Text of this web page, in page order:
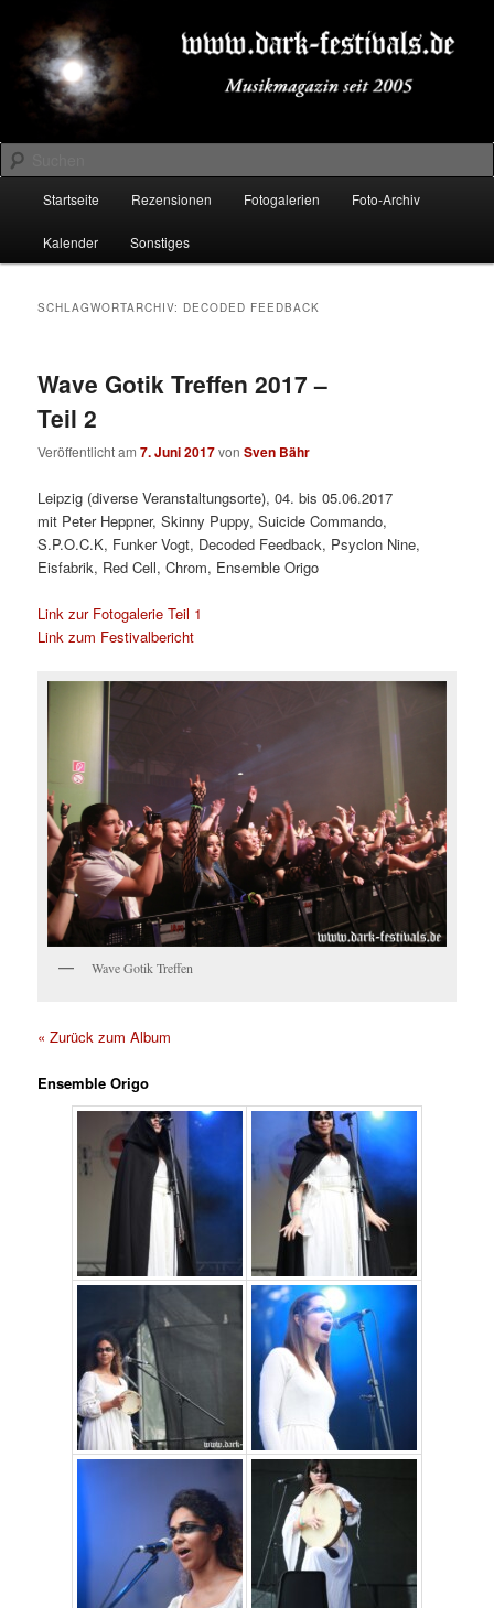
primären
Inhalt
springen
sekundären
Inhalt
springenDARK-FESTIVALS.DE
Suchen
Startseite Rezensionen Fotogalerien Foto-Archiv
Kalender Sonstiges
SCHLAGWORTARCHIV: DECODED FEEDBACK
Wave Gotik Treffen 2017 –
Teil 2
Veröffentlicht am7. Juni 2017vonSven Bähr
Leipzig (diverse Veranstaltungsorte), 04. bis 05.06.2017
mit Peter Heppner, Skinny Puppy, Suicide Commando,
S.P.O.C.K, Funker Vogt, Decoded Feedback, Psyclon Nine,
Eisfabrik, Red Cell, Chrom, Ensemble Origo
Link zur Fotogalerie Teil 1
Link zum Festivalbericht
Wave Gotik Treffen
« Zurück zum Album
Ensemble Origo